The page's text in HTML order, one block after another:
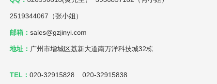
2519344067（张小姐）
邮箱： sales@gzjinyi.com
地址： 广州市增城区荔新大道南万洋科技城32栋
TEL： 020-32915828 020-32915838